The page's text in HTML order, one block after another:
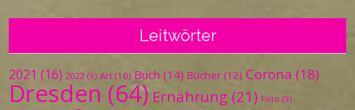
Leitwörter
2021 (16) 2022 (9) Art (10) Buch (14) Bücher (12) Corona (18)
Dresden (64) Ernährung (21) Foto (9)